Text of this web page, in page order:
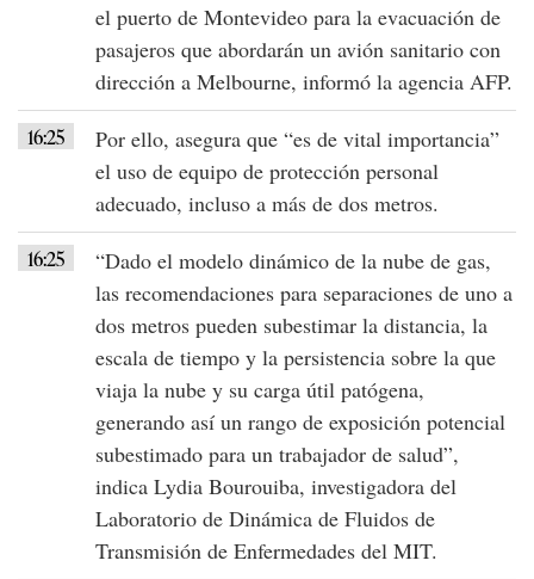
el puerto de Montevideo para la evacuación de
pasajeros que abordarán un avión sanitario con
dirección a Melbourne, informó la agencia AFP.
16:25
Por ello, asegura que “es de vital importancia”
el uso de equipo de protección personal
adecuado, incluso a más de dos metros.
16:25
“Dado el modelo dinámico de la nube de gas,
las recomendaciones para separaciones de uno a
dos metros pueden subestimar la distancia, la
escala de tiempo y la persistencia sobre la que
viaja la nube y su carga útil patógena,
generando así un rango de exposición potencial
subestimado para un trabajador de salud”,
indica Lydia Bourouiba, investigadora del
Laboratorio de Dinámica de Fluidos de
Transmisión de Enfermedades del MIT.